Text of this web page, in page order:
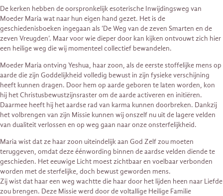
De kerken hebben de oorspronkelijk esoterische Inwijdingsweg van
Moeder Maria wat naar hun eigen hand gezet. Het is de
geschiedenisboeken ingegaan als ‘De Weg van de zeven Smarten en de
zeven Vreugden’. Maar voor wie dieper door kan kijken ontvouwt zich hier
een heilige weg die wij momenteel collectief bewandelen.
Moeder Maria ontving Yeshua, haar zoon, als de eerste stoffelijke mens op
aarde die zijn Goddelijkheid volledig bewust in zijn fysieke verschijning
heeft kunnen dragen. Door hem op aarde geboren te laten worden, kon
hij het Christusbewustzijnsraster om de aarde activeren en initiëren.
Daarmee heeft hij het aardse rad van karma kunnen doorbreken. Dankzij
het volbrengen van zijn Missie kunnen wij onszelf nu uit de lagere velden
van dualiteit verlossen en op weg gaan naar onze onsterfelijkheid.
Maria wist dat ze haar zoon uiteindelijk aan God Zelf zou moeten
teruggeven, omdat deze éénwording binnen de aardse velden diende te
geschieden. Het eeuwige Licht moest zichtbaar en voelbaar verbonden
worden met de sterfelijke, doch bewust geworden mens.
Zij wist dat haar een weg wachtte die haar door het lijden heen naar Liefde
zou brengen. Deze Missie werd door de voltallige Heilige Familie